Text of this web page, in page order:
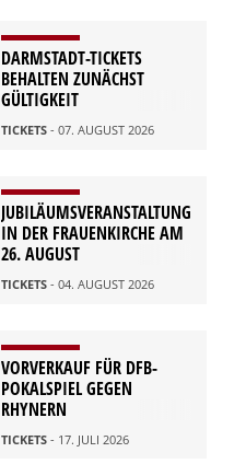
DARMSTADT-TICKETS
BEHALTEN ZUNÄCHST
GÜLTIGKEIT
TICKETS - 07. AUGUST 2026
JUBILÄUMSVERANSTALTUNG
IN DER FRAUENKIRCHE AM
26. AUGUST
TICKETS - 04. AUGUST 2026
VORVERKAUF FÜR DFB-
POKALSPIEL GEGEN
RHYNERN
TICKETS - 17. JULI 2026